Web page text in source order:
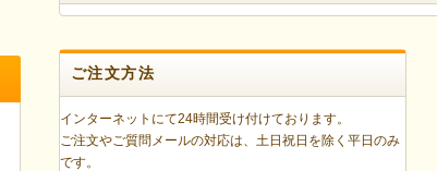
ご注文方法
インターネットにて24時間受け付けております。
ご注文やご質問メールの対応は、土日祝日を除く平日のみ
です。